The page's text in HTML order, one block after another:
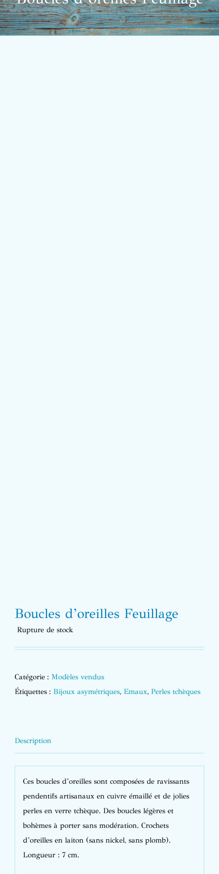
Boucles d’oreilles Feuillage
Rupture de stock
Catégorie : Modèles vendus
Étiquettes : Bijoux asymétriques, Emaux, Perles tchèques
Description
Ces boucles d’oreilles sont composées de ravissants
pendentifs artisanaux en cuivre émaillé et de jolies
perles en verre tchèque. Des boucles légères et
bohèmes à porter sans modération. Crochets
d’oreilles en laiton (sans nickel, sans plomb).
Longueur : 7 cm.